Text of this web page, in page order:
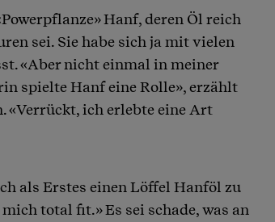
Hanf, deren Öl reich
sei. Sie habe sich ja mit vielen
«Aber nicht einmal in meiner
spielte Hanf eine Rolle», erzählt
ich erlebte eine Art
als Erstes einen Löffel Hanföl zu
total fit.» Es sei schade, was an